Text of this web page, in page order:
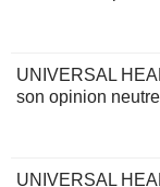
UNIVERSAL
son opinion neutre
UNIVERSAL